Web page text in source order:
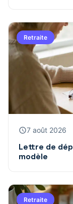
Retraite
7 août 2026
Lettre de
modèle
Retraite